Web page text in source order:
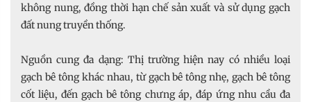
không nung, đồng thời hạn chế sản xuất và sử dụng gạch
đất nung truyền thống.
Nguồn cung đa dạng: Thị trường hiện nay có nhiều loại
gạch bê tông khác nhau, từ gạch bê tông nhẹ, gạch bê tông
cốt liệu, đến gạch bê tông chưng áp, đáp ứng nhu cầu đa